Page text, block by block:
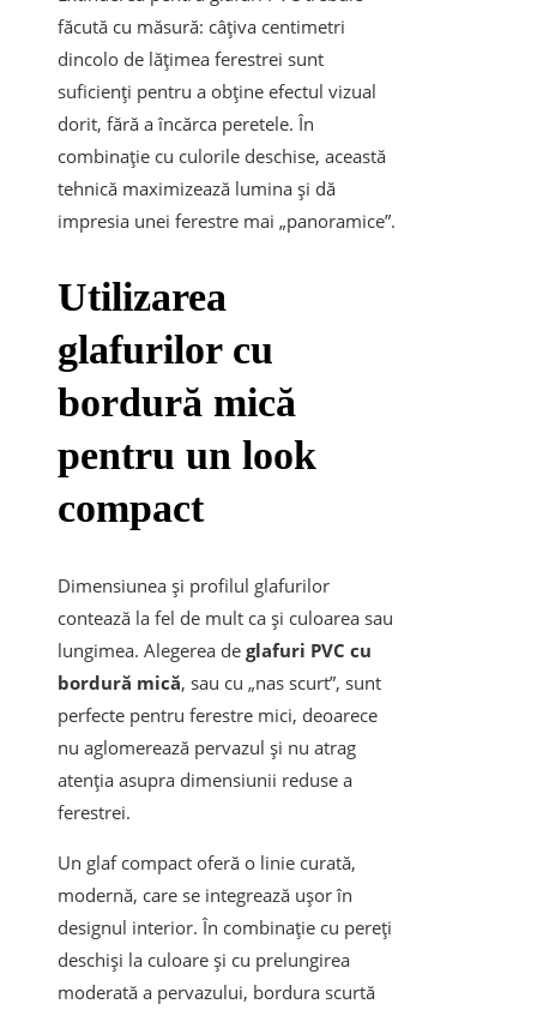
făcută cu măsură: câțiva centimetri
dincolo de lățimea ferestrei sunt
suficienți pentru a obține efectul vizual
dorit, fără a încărca peretele. În
combinație cu culorile deschise, această
tehnică maximizează lumina și dă
impresia unei ferestre mai „panoramice”.
Utilizarea
glafurilor cu
bordură mică
pentru un look
compact
Dimensiunea și profilul glafurilor
contează la fel de mult ca și culoarea sau
lungimea. Alegerea de glafuri PVC cu
bordură mică, sau cu „nas scurt”, sunt
perfecte pentru ferestre mici, deoarece
nu aglomerează pervazul și nu atrag
atenția asupra dimensiunii reduse a
ferestrei.
Un glaf compact oferă o linie curată,
modernă, care se integrează ușor în
designul interior. În combinație cu pereți
deschiși la culoare și cu prelungirea
moderată a pervazului, bordura scurtă